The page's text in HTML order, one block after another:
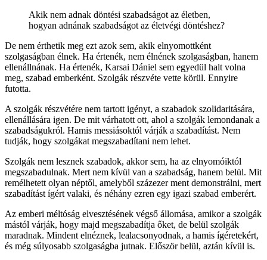
Akik nem adnak döntési szabadságot az életben,
hogyan adnának szabadságot az életvégi döntéshez?
De nem érthetik meg ezt azok sem, akik elnyomottként
szolgaságban élnek. Ha értenék, nem élnének szolgaságban, hanem
ellenállnának. Ha értenék, Karsai Dániel sem egyedül halt volna
meg, szabad emberként. Szolgák részvéte vette körül. Ennyire
futotta.
A szolgák részvétére nem tartott igényt, a szabadok szolidaritására,
ellenállására igen. De mit várhatott ott, ahol a szolgák lemondanak a
szabadságukról. Hamis messiásoktól várják a szabadítást. Nem
tudják, hogy szolgákat megszabadítani nem lehet.
Szolgák nem lesznek szabadok, akkor sem, ha az elnyomóiktól
megszabadulnak. Mert nem kívül van a szabadság, hanem belül. Mit
remélhetett olyan néptől, amelyből százezer ment demonstrálni, mert
szabadítást ígért valaki, és néhány ezren egy igazi szabad emberért.
Az emberi méltóság elvesztésének végső állomása, amikor a szolgák
mástól várják, hogy majd megszabadítja őket, de belül szolgák
maradnak. Mindent elnéznek, lealacsonyodnak, a hamis ígéretekért,
és még súlyosabb szolgaságba jutnak. Először belül, aztán kívül is.